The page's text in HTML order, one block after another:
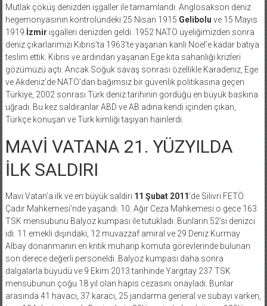
Mutlak çöküş denizden işgaller ile tamamlandı. Anglosakson deniz
hegemonyasının kontrolündeki 25 Nisan 1915 Gelibolu ve 15 Mayıs
1919 İzmir işgalleri denizden geldi. 1952 NATO üyeliğimizden sonra
deniz çıkarlarımızı Kıbrıs’ta 1963’te yaşanan kanlı Noel’e kadar batıya
teslim ettik. Kıbrıs ve ardından yaşanan Ege kıta sahanlığı krizleri
gözümüzü açtı. Ancak Soğuk savaş sonrası özellikle Karadeniz, Ege
ve Akdeniz’de NATO’dan bağımsız bir güvenlik politikasına geçen
Türkiye, 2002 sonrası Türk deniz tarihinin gördüğü en büyük baskına
uğradı. Bu kez saldıranlar ABD ve AB adına kendi içinden çıkan,
Türkçe konuşan ve Türk kimliği taşıyan hainlerdi.
MAVİ VATANA 21. YÜZYILDA
İLK SALDIRI
Mavi Vatan’a ilk ve en büyük saldırı 11 Şubat 2011’de Silivri FETÖ
Çadır Mahkemesi’nde yaşandı. 10. Ağır Ceza Mahkemesi o gece 163
TSK mensubunu Balyoz kumpası ile tutukladı. Bunların 52’si denizci
idi. 11 emekli dışındaki, 12 muvazzaf amiral ve 29 Deniz Kurmay
Albay donanmanın en kritik muharip komuta görevlerinde bulunan
son derece değerli personeldi. Balyoz kumpası daha sonra
dalgalarla büyüdü ve 9 Ekim 2013 tarihinde Yargıtay 237 TSK
mensubunun çoğu 18 yıl olan hapis cezasını onayladı. Bunlar
arasında 41 havacı, 37 karacı, 25 jandarma general ve subayı varken,